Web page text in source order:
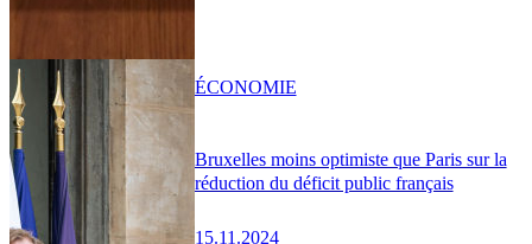
Bruxelles moins optimiste que Paris sur la
réduction du déficit public français
15.11.2024
ÉCONOMIE